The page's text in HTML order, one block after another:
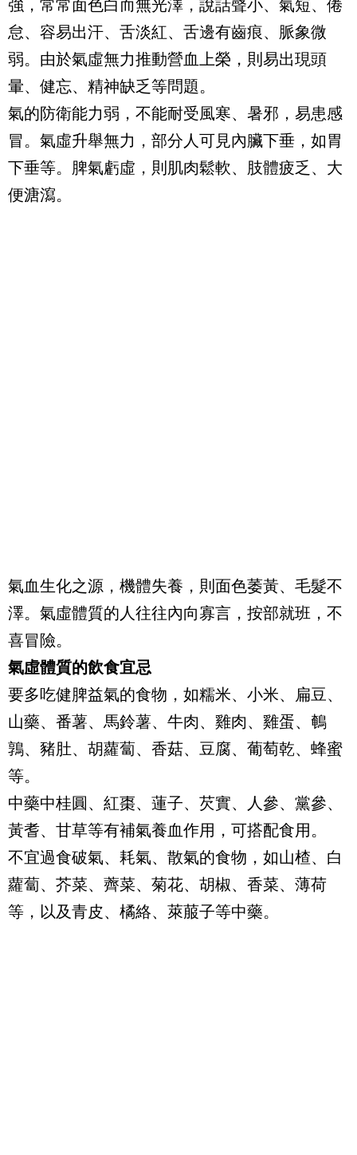
強，常常面色白而無光澤，說話聲小、氣短、倦
怠、容易出汗、舌淡紅、舌邊有齒痕、脈象微
弱。由於氣虛無力推動營血上榮，則易出現頭
暈、健忘、精神缺乏等問題。
氣的防衛能力弱，不能耐受風寒、暑邪，易患感
冒。氣虛升舉無力，部分人可見內臟下垂，如胃
下垂等。脾氣虧虛，則肌肉鬆軟、肢體疲乏、大
便溏瀉。
氣血生化之源，機體失養，則面色萎黃、毛髮不
澤。氣虛體質的人往往內向寡言，按部就班，不
喜冒險。
氣虛體質的飲食宜忌
要多吃健脾益氣的食物，如糯米、小米、扁豆、
山藥、番薯、馬鈴薯、牛肉、雞肉、雞蛋、鵪
鶉、豬肚、胡蘿蔔、香菇、豆腐、葡萄乾、蜂蜜
等。
中藥中桂圓、紅棗、蓮子、芡實、人參、黨參、
黃耆、甘草等有補氣養血作用，可搭配食用。
不宜過食破氣、耗氣、散氣的食物，如山楂、白
蘿蔔、芥菜、薺菜、菊花、胡椒、香菜、薄荷
等，以及青皮、橘絡、萊菔子等中藥。